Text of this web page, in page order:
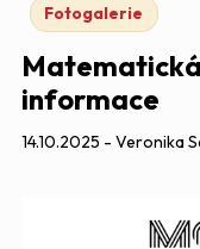
Fotogalerie
informace
14.10.2025 - Veronika